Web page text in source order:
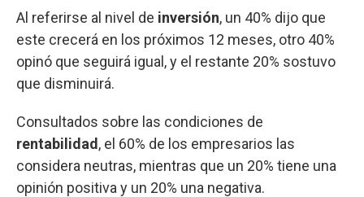
Al referirse al nivel de inversión, un 40% dijo que
este crecerá en los próximos 12 meses, otro 40%
opinó que seguirá igual, y el restante 20% sostuvo
que disminuirá.
Consultados sobre las condiciones de
rentabilidad , el 60% de los empresarios las
considera neutras, mientras que un 20% tiene una
opinión positiva y un 20% una negativa.